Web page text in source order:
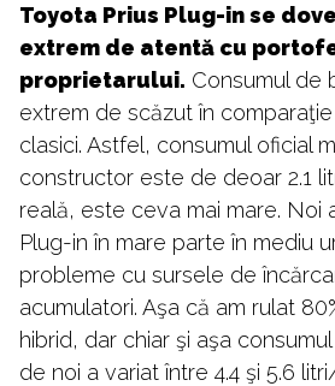
Toyota Prius Plug-in se
extrem de atentă cu
proprietarului. Consumul de
extrem de scăzut în comparaţie
clasici. Astfel, consumul oficial
constructor este de deoar 2.1
reală, este ceva mai mare. Noi
Plug-in în mare parte în mediu
probleme cu sursele de
acumulatori. Aşa că am rulat
hibrid, dar chiar şi aşa
de noi a variat între 4.4 şi 5.6